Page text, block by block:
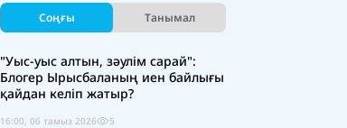
Соңғы Танымал
"Уыс-уыс алтын, зәулім сарай":
Блогер Ырысбаланың иен байлығы
қайдан келіп жатыр?
16:00, 06 тамыз 2026 5